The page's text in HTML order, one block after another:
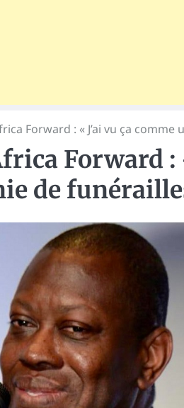
Forward : « J’ai vu ça
Forward :
de